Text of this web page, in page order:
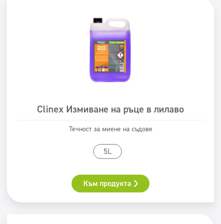
Clinex Измиване на ръце в лилаво
Течност за миене на съдове
5L
Към продукта